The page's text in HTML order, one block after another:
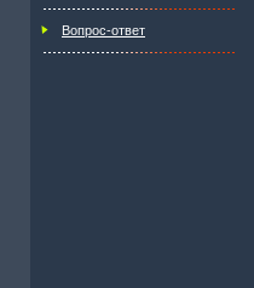
Вопрос-ответ